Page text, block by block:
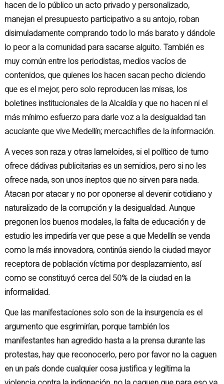
hacen de lo público un acto privado y personalizado,
manejan el presupuesto participativo a su antojo, roban
disimuladamente comprando todo lo más barato y dándole
lo peor a la comunidad para sacarse alguito. También es
muy común entre los periodistas, medios vacíos de
contenidos, que quienes los hacen sacan pecho diciendo
que es el mejor, pero solo reproducen las misas, los
boletines institucionales de la Alcaldía y que no hacen ni el
más mínimo esfuerzo para darle voz a la desigualdad tan
acuciante que vive Medellín; mercachifles de la información.
A veces son raza y otras lameloides, si el político de turno
ofrece dádivas publicitarias es un semidios, pero si no les
ofrece nada, son unos ineptos que no sirven para nada.
Atacan por atacar y no por oponerse al devenir cotidiano y
naturalizado de la corrupción y la desigualdad. Aunque
pregonen los buenos modales, la falta de educación y de
estudio les impediría ver que pese a que Medellín se venda
como la más innovadora, continúa siendo la ciudad mayor
receptora de población víctima por desplazamiento, así
como se constituyó cerca del 50% de la ciudad en la
informalidad.
Que las manifestaciones solo son de la insurgencia es el
argumento que esgrimirían, porque también los
manifestantes han agredido hasta a la prensa durante las
protestas, hay que reconocerlo, pero por favor no la caguen
en un país donde cualquier cosa justifica y legitima la